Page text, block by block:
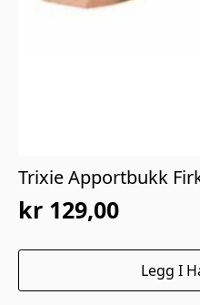
Trixie Apportbukk
kr 129,00
Legg I